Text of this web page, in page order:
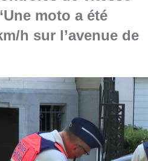
moto a été
h sur l’avenue de